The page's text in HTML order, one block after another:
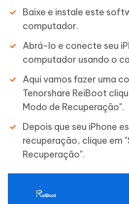
Baixe e instale este
computador.
Abrá-lo e conecte seu
computador usando o
Aqui vamos fazer uma
Tenorshare ReiBoot
Modo de Recuperação".
Depois que seu iPhone
recuperação, clique em
Recuperação".